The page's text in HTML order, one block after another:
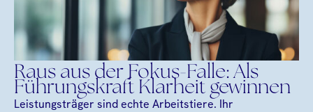
Raus aus der Fokus-Falle: Als
Führungskraft Klarheit gewinnen
Leistungsträger sind echte Arbeitstiere. Ihr